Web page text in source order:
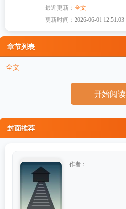
最近更新：全文
更新时间：2026-06-01 12:51:03
章节列表
全文
开始阅读
封面推荐
作者：